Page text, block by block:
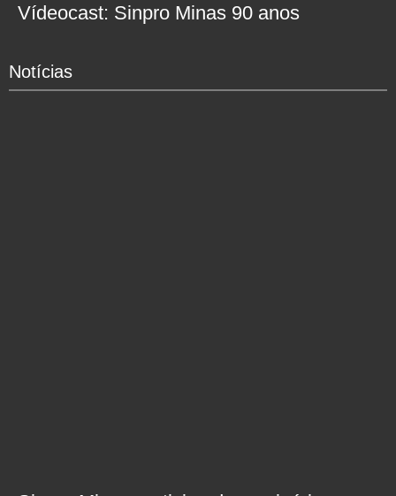
Vídeocast: Sinpro Minas 90 anos
Notícias